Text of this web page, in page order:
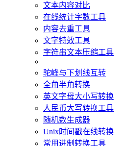
文本内容对比
在线统计字数工具
内容去重工具
文字特效工具
字符串文本压缩工具
驼峰与下划线互转
全角半角转换
英文字母大小写转换
人民币大写转换工具
随机数生成器
Unix时间戳在线转换
常用进制转换工具